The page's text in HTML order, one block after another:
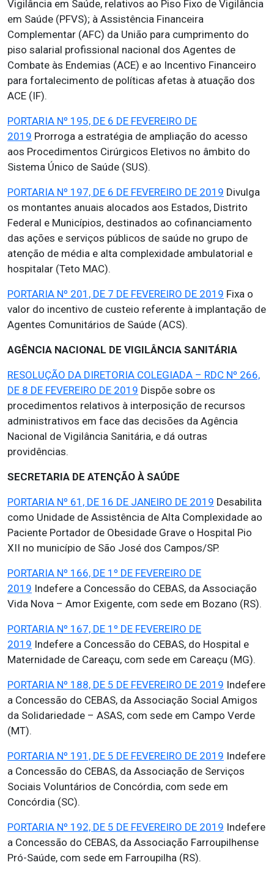
Vigilância em Saúde, relativos ao Piso Fixo de Vigilância
em Saúde (PFVS); à Assistência Financeira
Complementar (AFC) da União para cumprimento do
piso salarial profissional nacional dos Agentes de
Combate às Endemias (ACE) e ao Incentivo Financeiro
para fortalecimento de políticas afetas à atuação dos
ACE (IF).
PORTARIA Nº 195, DE 6 DE FEVEREIRO DE
2019 Prorroga a estratégia de ampliação do acesso
aos Procedimentos Cirúrgicos Eletivos no âmbito do
Sistema Único de Saúde (SUS).
PORTARIA Nº 197, DE 6 DE FEVEREIRO DE 2019 Divulga
os montantes anuais alocados aos Estados, Distrito
Federal e Municípios, destinados ao cofinanciamento
das ações e serviços públicos de saúde no grupo de
atenção de média e alta complexidade ambulatorial e
hospitalar (Teto MAC).
PORTARIA Nº 201, DE 7 DE FEVEREIRO DE 2019 Fixa o
valor do incentivo de custeio referente à implantação de
Agentes Comunitários de Saúde (ACS).
AGÊNCIA NACIONAL DE VIGILÂNCIA SANITÁRIA
RESOLUÇÃO DA DIRETORIA COLEGIADA – RDC Nº 266,
DE 8 DE FEVEREIRO DE 2019 Dispõe sobre os
procedimentos relativos à interposição de recursos
administrativos em face das decisões da Agência
Nacional de Vigilância Sanitária, e dá outras
providências.
SECRETARIA DE ATENÇÃO À SAÚDE
PORTARIA Nº 61, DE 16 DE JANEIRO DE 2019 Desabilita
como Unidade de Assistência de Alta Complexidade ao
Paciente Portador de Obesidade Grave o Hospital Pio
XII no município de São José dos Campos/SP.
PORTARIA Nº 166, DE 1º DE FEVEREIRO DE
2019 Indefere a Concessão do CEBAS, da Associação
Vida Nova – Amor Exigente, com sede em Bozano (RS).
PORTARIA Nº 167, DE 1º DE FEVEREIRO DE
2019 Indefere a Concessão do CEBAS, do Hospital e
Maternidade de Careaçu, com sede em Careaçu (MG).
PORTARIA Nº 188, DE 5 DE FEVEREIRO DE 2019 Indefere
a Concessão do CEBAS, da Associação Social Amigos
da Solidariedade – ASAS, com sede em Campo Verde
(MT).
PORTARIA Nº 191, DE 5 DE FEVEREIRO DE 2019 Indefere
a Concessão do CEBAS, da Associação de Serviços
Sociais Voluntários de Concórdia, com sede em
Concórdia (SC).
PORTARIA Nº 192, DE 5 DE FEVEREIRO DE 2019 Indefere
a Concessão do CEBAS, da Associação Farroupilhense
Pró-Saúde, com sede em Farroupilha (RS).